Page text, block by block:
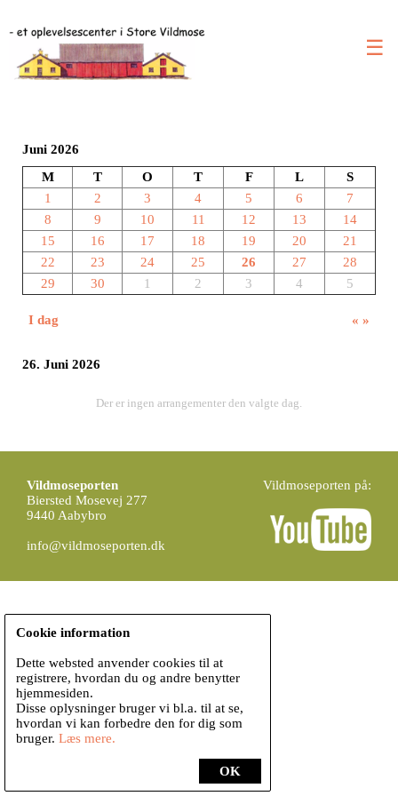
☰
Juni 2026
M
T O T F L
S
1
2 3 4 5 6
7
8
9 10 11 12 13
14
15
16 17 18 19 20
21
22
23 24 25 26 27
28
29
30 1 2 3 4 5
I dag « »
26. Juni 2026
Der er ingen arrangementer den valgte dag.
Vildmoseporten
Biersted Mosevej 277
9440 Aabybro
info@vildmoseporten.dk
Vildmoseporten på:
OK
Cookie information
Dette websted anvender cookies til at
registrere, hvordan du og andre benytter
hjemmesiden.
Disse oplysninger bruger vi bl.a. til at se,
hvordan vi kan forbedre den for dig som
bruger. Læs mere.